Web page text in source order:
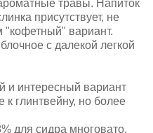
травы. Напиток
присутствует, не
"кофетный" вариант.
с далекой легкой
и интересный вариант
глинтвейну, но более
для сидра многовато.